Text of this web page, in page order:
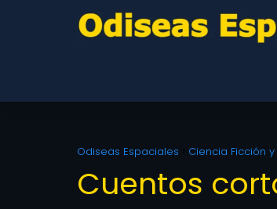
Odiseas Espaciales Ciencia Ficción
Cuentos